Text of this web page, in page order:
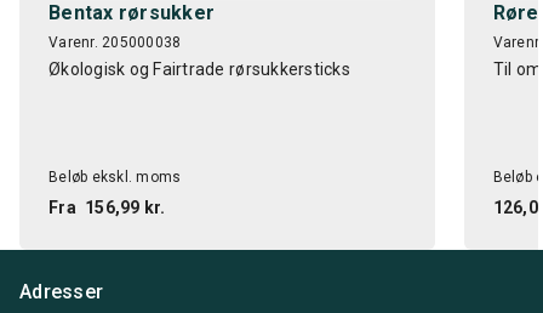
Bentax rørsukker
Varenr. 205000038
Økologisk og Fairtrade rørsukkersticks
Beløb ekskl. moms
Fra 156,99 kr.
Til
Beløb
Adresser